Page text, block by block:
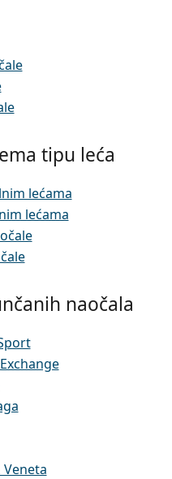
tipu leća
lećama
lećama
naočala